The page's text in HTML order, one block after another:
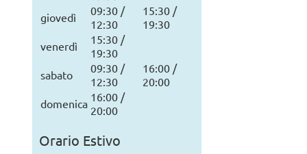
giovedì
09:30 /
12:30
15:30 /
19:30
venerdì
15:30 /
19:30
sabato
09:30 /
12:30
16:00 /
20:00
domenica 16:00 /
20:00
Orario Estivo